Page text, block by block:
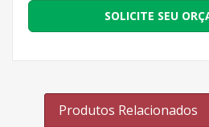
SOLICITE SEU
Produtos Relacionados